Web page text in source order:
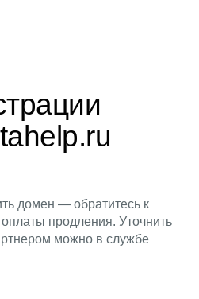
домен — обратитесь к
продления. Уточнить
можно в службе